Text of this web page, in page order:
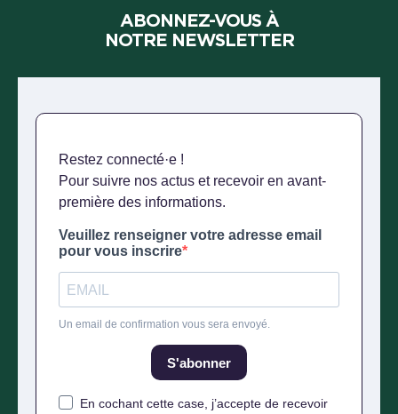
ABONNEZ-VOUS À
NOTRE NEWSLETTER